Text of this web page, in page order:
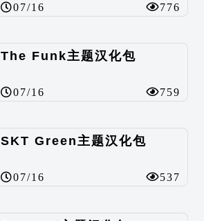
07/16 776
The Funk主题汉化包
07/16 759
SKT Green主题汉化包
07/16 537